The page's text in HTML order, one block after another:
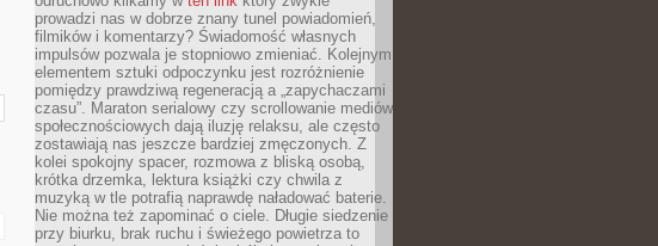
prowadzi nas w dobrze znany tunel powiadomień,
filmików i komentarzy? Świadomość własnych
impulsów pozwala je stopniowo zmieniać. Kolejnym
elementem sztuki odpoczynku jest rozróżnienie
pomiędzy prawdziwą regeneracją a „zapychaczami
czasu”. Maraton serialowy czy scrollowanie mediów
społecznościowych dają iluzję relaksu, ale często
zostawiają nas jeszcze bardziej zmęczonych. Z
kolei spokojny spacer, rozmowa z bliską osobą,
krótka drzemka, lektura książki czy chwila z
muzyką w tle potrafią naprawdę naładować baterie.
Nie można też zapominać o ciele. Długie siedzenie
przy biurku, brak ruchu i świeżego powietrza to